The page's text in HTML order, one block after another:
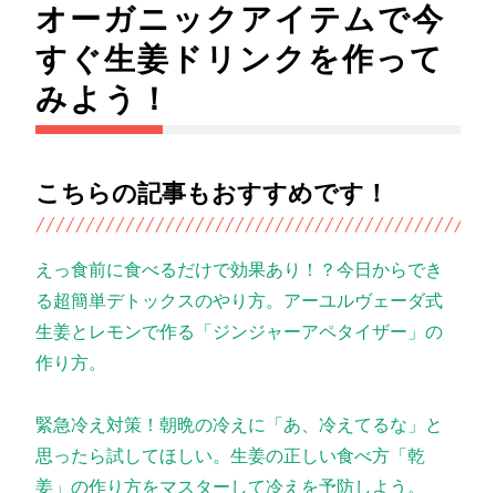
オーガニックアイテムで今
すぐ生姜ドリンクを作って
みよう！
こちらの記事もおすすめです！
えっ食前に食べるだけで効果あり！？今日からでき
る超簡単デトックスのやり方。アーユルヴェーダ式
生姜とレモンで作る「ジンジャーアペタイザー」の
作り方。
緊急冷え対策！朝晩の冷えに「あ、冷えてるな」と
思ったら試してほしい。生姜の正しい食べ方「乾
姜」の作り方をマスターして冷えを予防しよう。